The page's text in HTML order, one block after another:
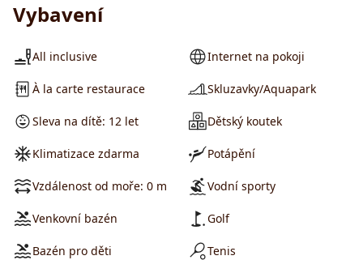
Vybavení
All inclusive
À la carte restaurace
Sleva na dítě: 12 let
Klimatizace zdarma
Vzdálenost od moře: 0 m
Venkovní bazén
Bazén pro děti
Internet na pokoji
Skluzavky/Aquapark
Dětský koutek
Potápění
Vodní sporty
Golf
Tenis